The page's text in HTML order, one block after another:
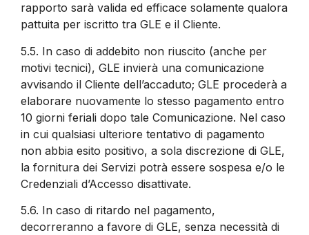
rapporto sarà valida ed efficace solamente qualora
pattuita per iscritto tra GLE e il Cliente.
5.5. In caso di addebito non riuscito (anche per
motivi tecnici), GLE invierà una comunicazione
avvisando il Cliente dell’accaduto; GLE procederà a
elaborare nuovamente lo stesso pagamento entro
10 giorni feriali dopo tale Comunicazione. Nel caso
in cui qualsiasi ulteriore tentativo di pagamento
non abbia esito positivo, a sola discrezione di GLE,
la fornitura dei Servizi potrà essere sospesa e/o le
Credenziali d’Accesso disattivate.
5.6. In caso di ritardo nel pagamento,
decorreranno a favore di GLE, senza necessità di